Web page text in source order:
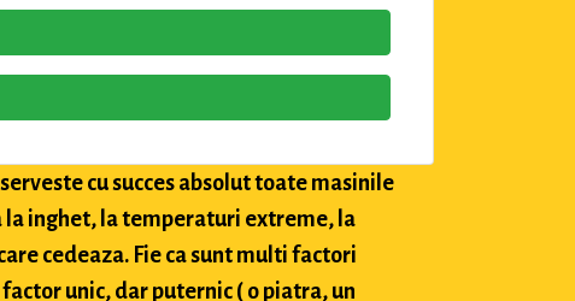
cu succes absolut toate masinile
inghet, la temperaturi extreme, la
cedeaza. Fie ca sunt multi factori
unic, dar puternic ( o piatra, un